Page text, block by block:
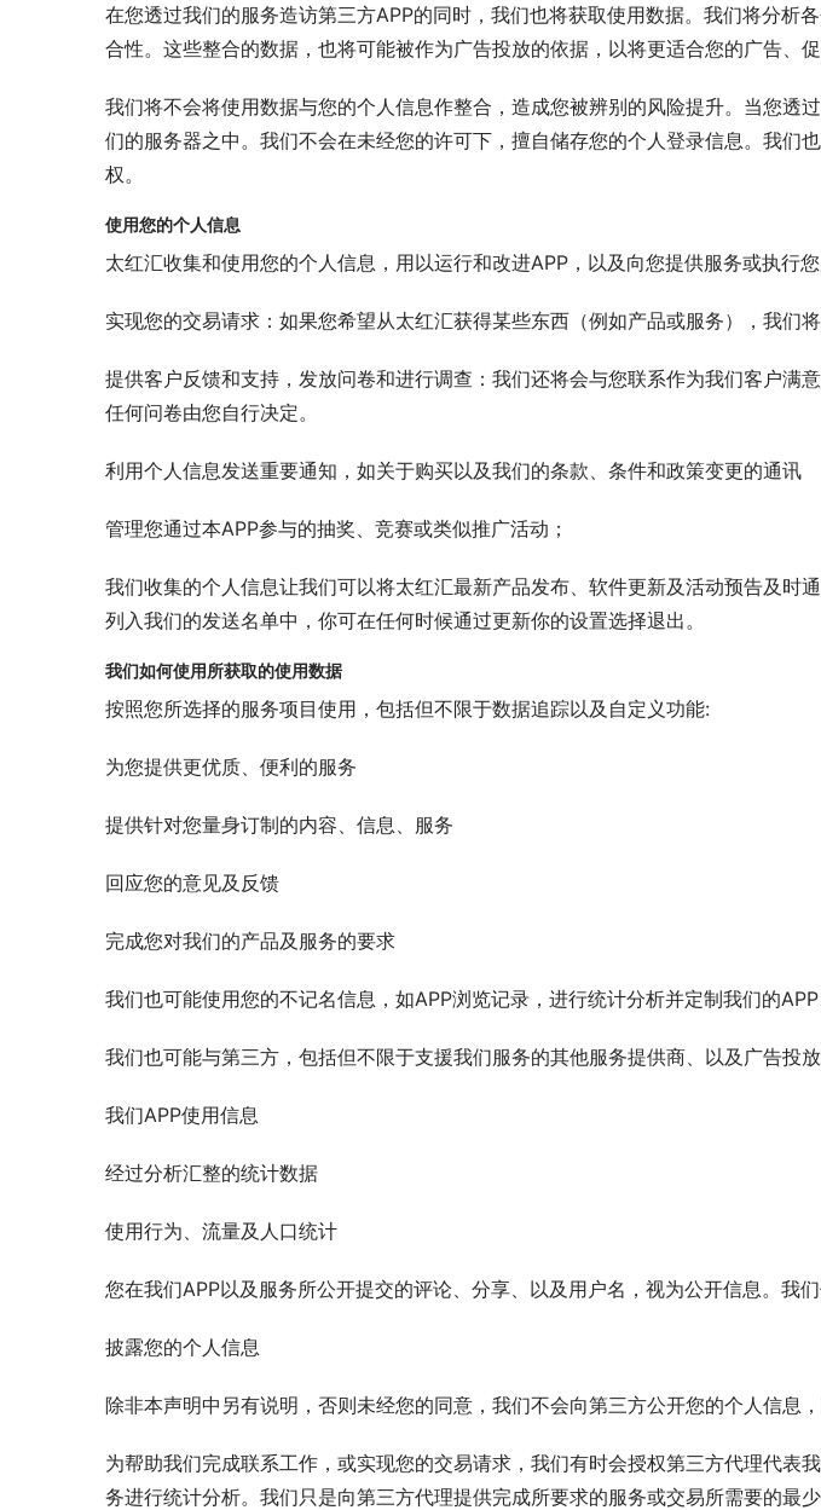
在您透过我们的服务造访第三方APP的同时，我们也将获取使用数据。我们将分
合性。这些整合的数据，也将可能被作为广告投放的依据，以将更适合您的广告、促
我们将不会将使用数据与您的个人信息作整合，造成您被辨别的风险提升。当您
们的服务器之中。我们不会在未经您的许可下，擅自储存您的个人登录信息。我
权。
使用您的个人信息
太红汇收集和使用您的个人信息，用以运行和改进APP，以及向您提供服务或执行
实现您的交易请求：如果您希望从太红汇获得某些东西（例如产品或服务），我们
提供客户反馈和支持，发放问卷和进行调查：我们还将会与您联系作为我们客户
任何问卷由您自行决定。
利用个人信息发送重要通知，如关于购买以及我们的条款、条件和政策变更的通讯
管理您通过本APP参与的抽奖、竞赛或类似推广活动；
我们收集的个人信息让我们可以将太红汇最新产品发布、软件更新及活动预告及
列入我们的发送名单中，你可在任何时候通过更新你的设置选择退出。
我们如何使用所获取的使用数据
按照您所选择的服务项目使用，包括但不限于数据追踪以及自定义功能:
为您提供更优质、便利的服务
提供针对您量身订制的内容、信息、服务
回应您的意见及反馈
完成您对我们的产品及服务的要求
我们也可能使用您的不记名信息，如APP浏览记录，进行统计分析并定制我们的APP
我们也可能与第三方，包括但不限于支援我们服务的其他服务提供商、以及广告投
我们APP使用信息
经过分析汇整的统计数据
使用行为、流量及人口统计
您在我们APP以及服务所公开提交的评论、分享、以及用户名，视为公开信息。我
披露您的个人信息
除非本声明中另有说明，否则未经您的同意，我们不会向第三方公开您的个人信息
为帮助我们完成联系工作，或实现您的交易请求，我们有时会授权第三方代理代
务进行统计分析。我们只是向第三方代理提供完成所要求的服务或交易所需要的